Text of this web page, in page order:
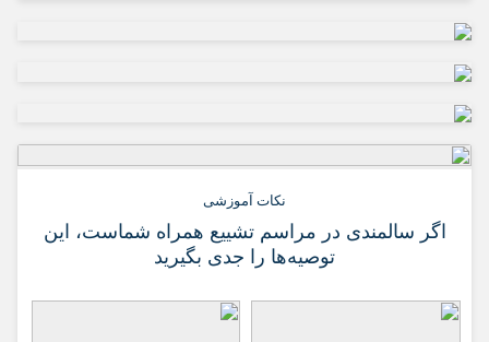
نکات آموزشی
اگر سالمندی در مراسم تشییع همراه شماست، این
توصیه‌ها را جدی بگیرید